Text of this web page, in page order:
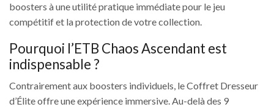
boosters à une utilité pratique immédiate pour le jeu
compétitif et la protection de votre collection.
Pourquoi l’ETB Chaos Ascendant est
indispensable ?
Contrairement aux boosters individuels, le Coffret Dresseur
d’Élite offre une expérience immersive. Au-delà des 9